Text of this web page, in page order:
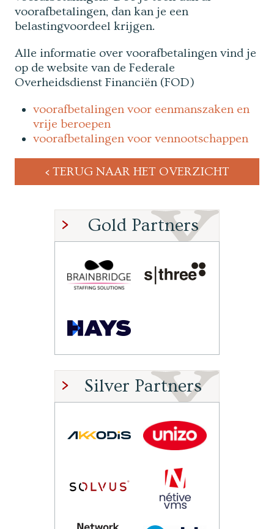
voorafbetalingen, dan kan je een
belastingvoordeel krijgen.
Alle informatie over voorafbetalingen vind je
op de website van de Federale
Overheidsdienst Financiën (FOD)
voorafbetalingen voor eenmanszaken en
vrije beroepen
voorafbetalingen voor vennootschappen
TERUG NAAR HET OVERZICHT
Gold Partners
Silver Partners